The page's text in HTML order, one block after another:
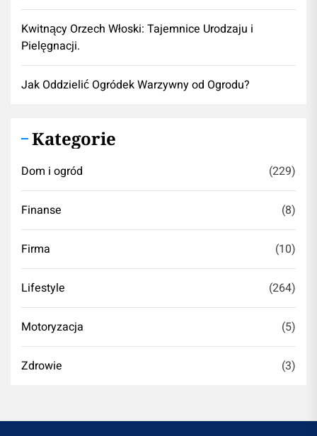
Kwitnący Orzech Włoski: Tajemnice Urodzaju i
Pielęgnacji.
Jak Oddzielić Ogródek Warzywny od Ogrodu?
Kategorie
Dom i ogród (229)
Finanse (8)
Firma (10)
Lifestyle (264)
Motoryzacja (5)
Zdrowie (3)